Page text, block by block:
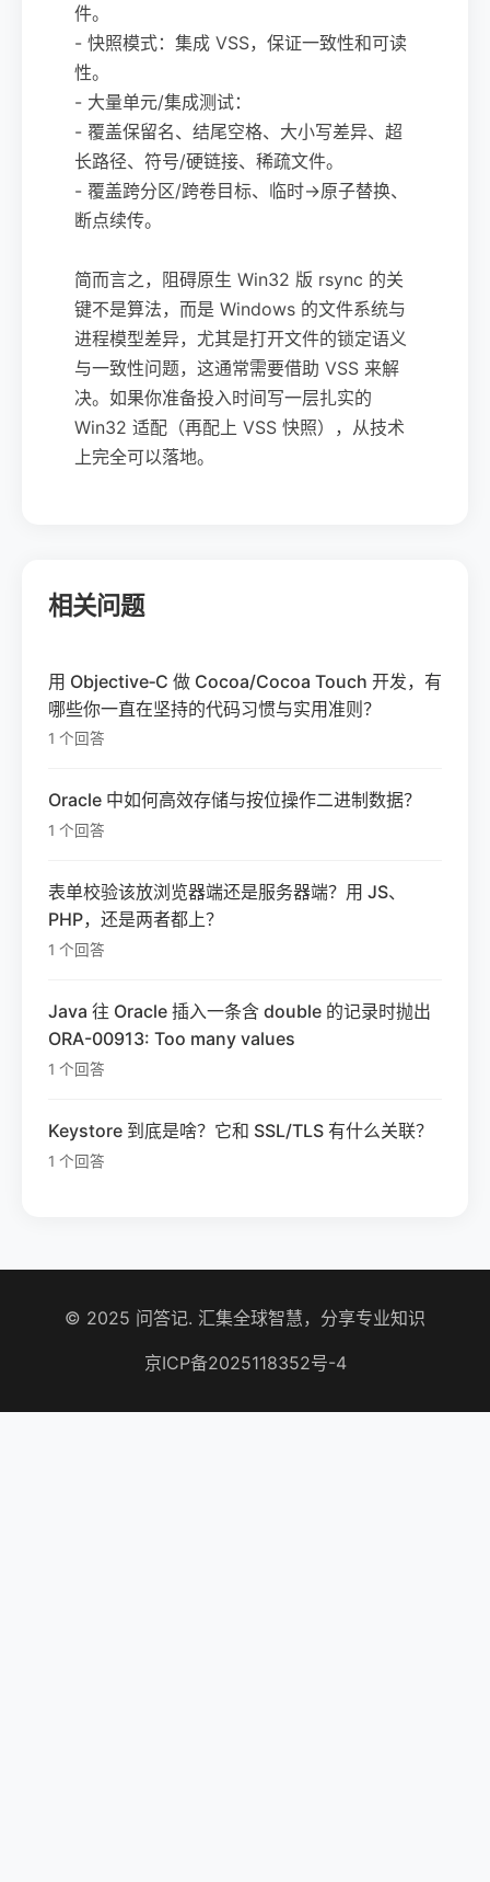
件。
- 快照模式：集成 VSS，保证一致性和可读
性。
- 大量单元/集成测试：
- 覆盖保留名、结尾空格、大小写差异、超
长路径、符号/硬链接、稀疏文件。
- 覆盖跨分区/跨卷目标、临时->原子替换、
断点续传。
简而言之，阻碍原生 Win32 版 rsync 的关
键不是算法，而是 Windows 的文件系统与
进程模型差异，尤其是打开文件的锁定语义
与一致性问题，这通常需要借助 VSS 来解
决。如果你准备投入时间写一层扎实的
Win32 适配（再配上 VSS 快照），从技术
上完全可以落地。
相关问题
用 Objective‑C 做 Cocoa/Cocoa Touch 开发，有
哪些你一直在坚持的代码习惯与实用准则？
1 个回答
Oracle 中如何高效存储与按位操作二进制数据？
1 个回答
表单校验该放浏览器端还是服务器端？用 JS、
PHP，还是两者都上？
1 个回答
Java 往 Oracle 插入一条含 double 的记录时抛出
ORA-00913: Too many values
1 个回答
Keystore 到底是啥？它和 SSL/TLS 有什么关联？
1 个回答
© 2025 问答记. 汇集全球智慧，分享专业知识
京ICP备2025118352号-4